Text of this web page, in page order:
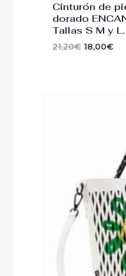
Cinturón de
dorado
Tallas S M y L.
21,20€ 18,00€